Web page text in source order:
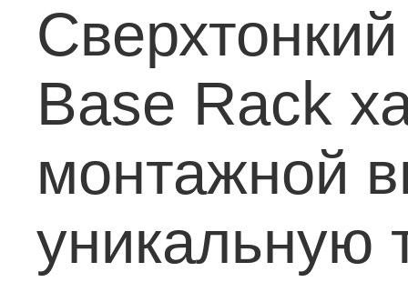
Base Rack
монтажной
уникальную